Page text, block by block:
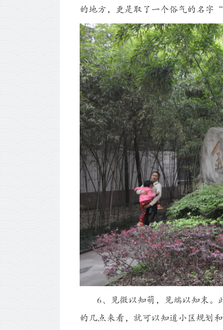
的地方，更是取了一个俗气的名字
6、见微以知萌，见端以知末。
的几点来看，就可以知道小区规划